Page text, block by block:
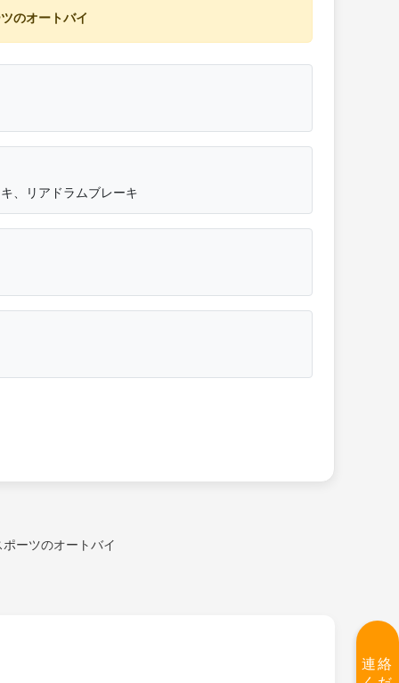
連絡
のオートバイ
、リアドラムブレーキ
ーツのオートバイ